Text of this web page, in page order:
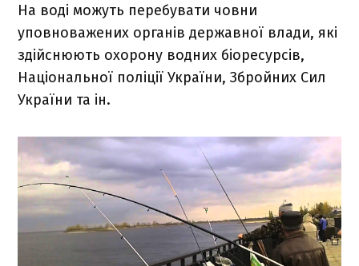
На воді можуть перебувати човни
уповноважених органів державної влади, які
здійснюють охорону водних біоресурсів,
Національної поліції України, Збройних Сил
України та ін.